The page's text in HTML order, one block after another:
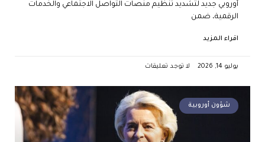
أوروبي جديد لتشديد تنظيم منصات التواصل الاجتماعي والخدمات
الرقمية، ضمن
اقراء المزيد
يوليو 14, 2026 لا توجد تعليقات
شؤون أوروبية